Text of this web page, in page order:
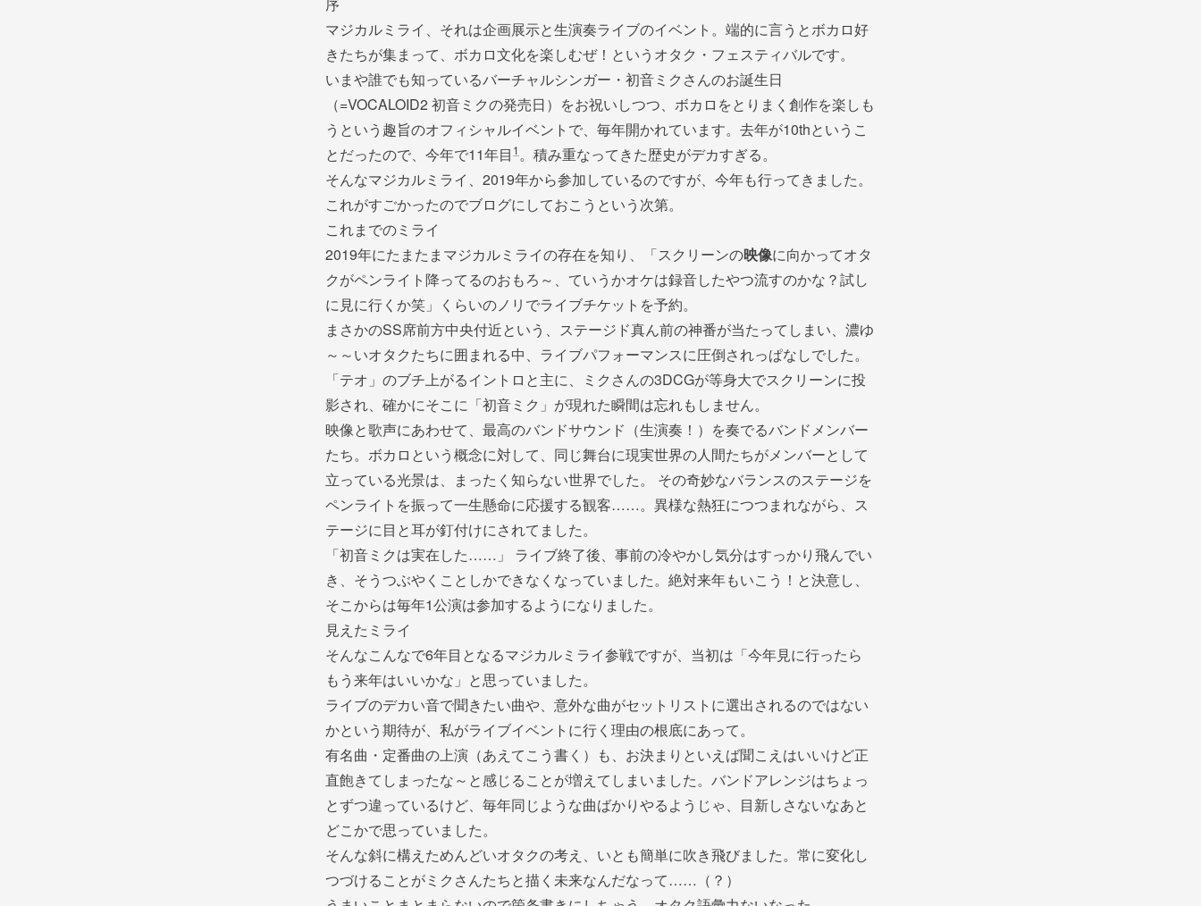
マジカルミライ、それは企画展示と生演奏ライブのイベント。端的に言うとボカロ好
きたちが集まって、ボカロ文化を楽しむぜ！というオタク・フェスティバルです。
いまや誰でも知っているバーチャルシンガー・初音ミクさんのお誕生日
（=VOCALOID2 初音ミクの発売日）をお祝いしつつ、ボカロをとりまく創作を楽しも
うという趣旨のオフィシャルイベントで、毎年開かれています。去年が10thというこ
とだったので、今年で11年目 1。積み重なってきた歴史がデカすぎる。
そんなマジカルミライ、2019年から参加しているのですが、今年も行ってきました。
これがすごかったのでブログにしておこうという次第。
これまでのミライ
2019年にたまたまマジカルミライの存在を知り、「スクリーンの映像に向かってオタ
クがペンライト降ってるのおもろ～、ていうかオケは録音したやつ流すのかな？試し
に見に行くか笑」くらいのノリでライブチケットを予約。
まさかのSS席前方中央付近という、ステージド真ん前の神番が当たってしまい、濃ゆ
～～いオタクたちに囲まれる中、ライブパフォーマンスに圧倒されっぱなしでした。
「テオ」のブチ上がるイントロと主に、ミクさんの3DCGが等身大でスクリーンに投
影され、確かにそこに「初音ミク」が現れた瞬間は忘れもしません。
映像と歌声にあわせて、最高のバンドサウンド（生演奏！）を奏でるバンドメンバー
たち。ボカロという概念に対して、同じ舞台に現実世界の人間たちがメンバーとして
立っている光景は、まったく知らない世界でした。 その奇妙なバランスのステージを
ペンライトを振って一生懸命に応援する観客……。異様な熱狂につつまれながら、ス
テージに目と耳が釘付けにされてました。
「初音ミクは実在した……」 ライブ終了後、事前の冷やかし気分はすっかり飛んでい
き、そうつぶやくことしかできなくなっていました。絶対来年もいこう！と決意し、
そこからは毎年1公演は参加するようになりました。
見えたミライ
そんなこんなで6年目となるマジカルミライ参戦ですが、当初は「今年見に行ったら
もう来年はいいかな」と思っていました。
ライブのデカい音で聞きたい曲や、意外な曲がセットリストに選出されるのではない
かという期待が、私がライブイベントに行く理由の根底にあって。
有名曲・定番曲の上演（あえてこう書く）も、お決まりといえば聞こえはいいけど正
直飽きてしまったな～と感じることが増えてしまいました。バンドアレンジはちょっ
とずつ違っているけど、毎年同じような曲ばかりやるようじゃ、目新しさないなあと
どこかで思っていました。
そんな斜に構えためんどいオタクの考え、いとも簡単に吹き飛びました。常に変化し
つづけることがミクさんたちと描く未来なんだなって……（？）